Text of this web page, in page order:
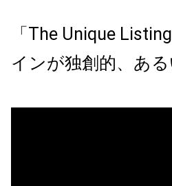
「The Unique
インが独創的、あ